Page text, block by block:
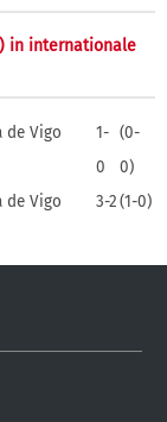
in internationale
de Vigo
1-
0
(0-
0)
de Vigo
3-2(1-0)